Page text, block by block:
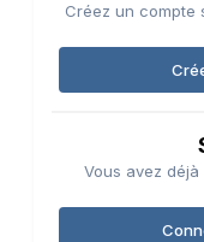
Créez un compte
Vous avez